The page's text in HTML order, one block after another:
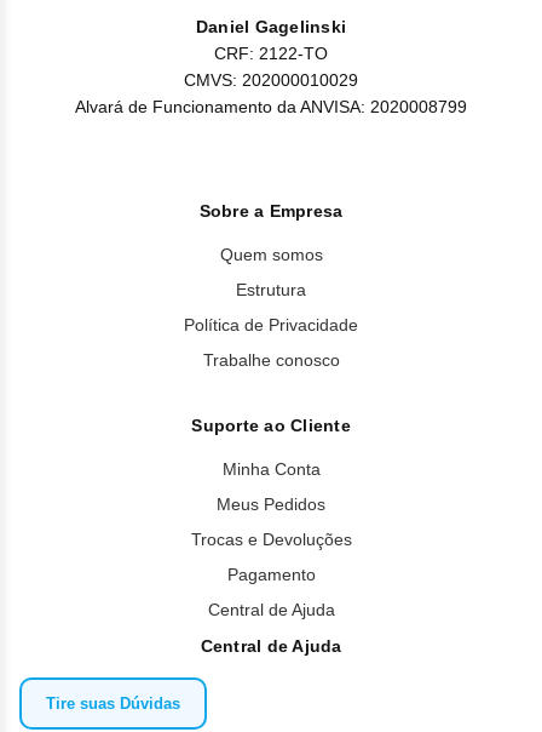
Daniel Gagelinski
CRF: 2122-TO
CMVS: 202000010029
Alvará de Funcionamento da ANVISA: 2020008799
Sobre a Empresa
Quem somos
Estrutura
Política de Privacidade
Trabalhe conosco
Suporte ao Cliente
Minha Conta
Meus Pedidos
Trocas e Devoluções
Pagamento
Central de Ajuda
Central de Ajuda
Tire suas Dúvidas